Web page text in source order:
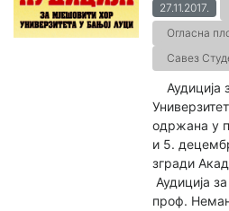
27.11.2017.
Огласна
Савез
Аудиција
одржана у
и 5.
згради
Аудиција
проф.